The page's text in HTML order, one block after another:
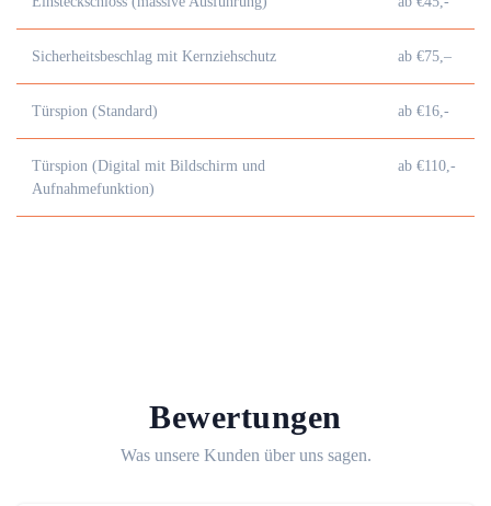
Sicherheitsbeschlag mit Kernziehschutz ab €75,–
Türspion (Standard) ab €16,-
Türspion (Digital mit Bildschirm und
Aufnahmefunktion)
ab €110,-
Bewertungen
Was unsere Kunden über uns sagen.